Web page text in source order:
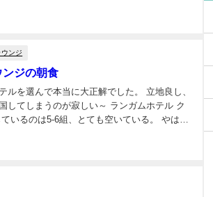
ンジ
ンジの朝食
を選んで本当に大正解でした。 立地良し、
が寂しい～ ランガムホテル ク
いるのは5-6組、とても空いている。 やはり